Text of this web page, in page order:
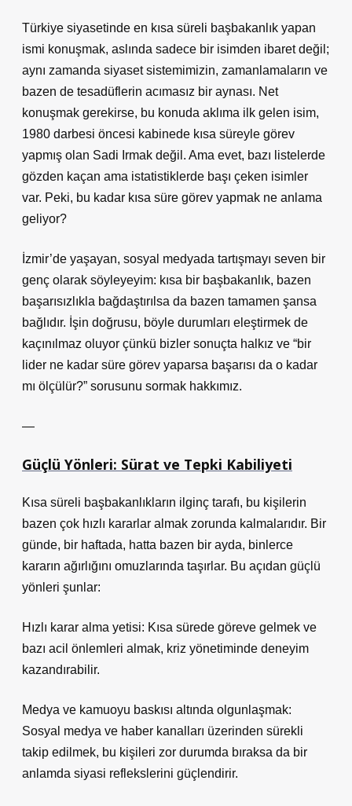
Türkiye siyasetinde en kısa süreli başbakanlık yapan
ismi konuşmak, aslında sadece bir isimden ibaret değil;
aynı zamanda siyaset sistemimizin, zamanlamaların ve
bazen de tesadüflerin acımasız bir aynası. Net
konuşmak gerekirse, bu konuda aklıma ilk gelen isim,
1980 darbesi öncesi kabinede kısa süreyle görev
yapmış olan Sadi Irmak değil. Ama evet, bazı listelerde
gözden kaçan ama istatistiklerde başı çeken isimler
var. Peki, bu kadar kısa süre görev yapmak ne anlama
geliyor?
İzmir’de yaşayan, sosyal medyada tartışmayı seven bir
genç olarak söyleyeyim: kısa bir başbakanlık, bazen
başarısızlıkla bağdaştırılsa da bazen tamamen şansa
bağlıdır. İşin doğrusu, böyle durumları eleştirmek de
kaçınılmaz oluyor çünkü bizler sonuçta halkız ve “bir
lider ne kadar süre görev yaparsa başarısı da o kadar
mı ölçülür?” sorusunu sormak hakkımız.
—
Güçlü Yönleri: Sürat ve Tepki Kabiliyeti
Kısa süreli başbakanlıkların ilginç tarafı, bu kişilerin
bazen çok hızlı kararlar almak zorunda kalmalarıdır. Bir
günde, bir haftada, hatta bazen bir ayda, binlerce
kararın ağırlığını omuzlarında taşırlar. Bu açıdan güçlü
yönleri şunlar:
Hızlı karar alma yetisi: Kısa sürede göreve gelmek ve
bazı acil önlemleri almak, kriz yönetiminde deneyim
kazandırabilir.
Medya ve kamuoyu baskısı altında olgunlaşmak:
Sosyal medya ve haber kanalları üzerinden sürekli
takip edilmek, bu kişileri zor durumda bıraksa da bir
anlamda siyasi reflekslerini güçlendirir.